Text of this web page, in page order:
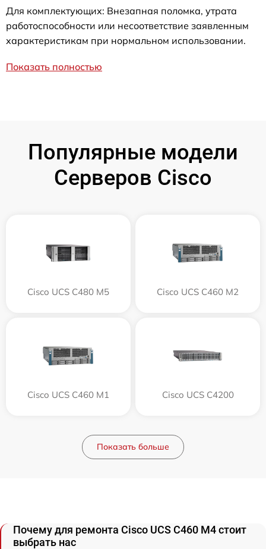
Для комплектующих: Внезапная поломка, утрата
работоспособности или несоответствие заявленным
характеристикам при нормальном использовании.
Показать полностью
Популярные модели
Серверов Cisco
Cisco UCS C480 M5 Cisco UCS C460 M2
Cisco UCS C460 M1 Cisco UCS C4200
Показать больше
Почему для ремонта Cisco UCS C460 M4 стоит
выбрать нас